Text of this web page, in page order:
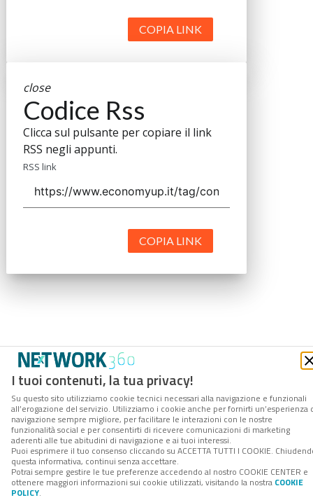
I tuoi contenuti, la tua privacy!
Su questo sito utilizziamo cookie tecnici necessari alla navigazione e funzionali
all’erogazione del servizio. Utilizziamo i cookie anche per fornirti un’esperienza
navigazione sempre migliore, per facilitare le interazioni con le nostre
funzionalità social e per consentirti di ricevere comunicazioni di marketing
aderenti alle tue abitudini di navigazione e ai tuoi interessi.
Puoi esprimere il tuo consenso cliccando su ACCETTA TUTTI I COOKIE.
questa informativa, continui senza accettare.
Potrai sempre gestire le tue preferenze accedendo al nostro COOKIE CENTER e
ottenere maggiori informazioni sui cookie utilizzati, visitando la nostra COOKIE
POLICY.
COPIA LINK
close
Codice Rss
Clicca sul pulsante per copiare il link
RSS negli appunti.
RSS link
COPIA LINK